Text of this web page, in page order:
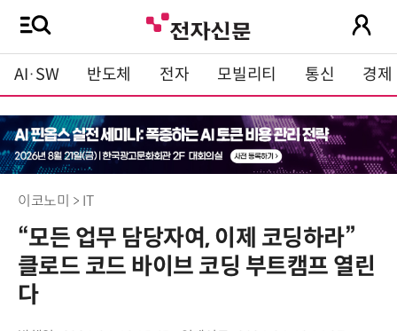
AI·SW 반도체 전자 모빌리티 통신 경제
이코노미 > IT
“모든 업무 담당자여, 이제 코딩하라”
클로드 코드 바이브 코딩 부트캠프 열린
다